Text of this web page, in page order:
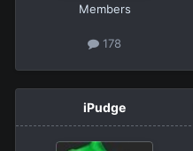
Members
178
iPudge